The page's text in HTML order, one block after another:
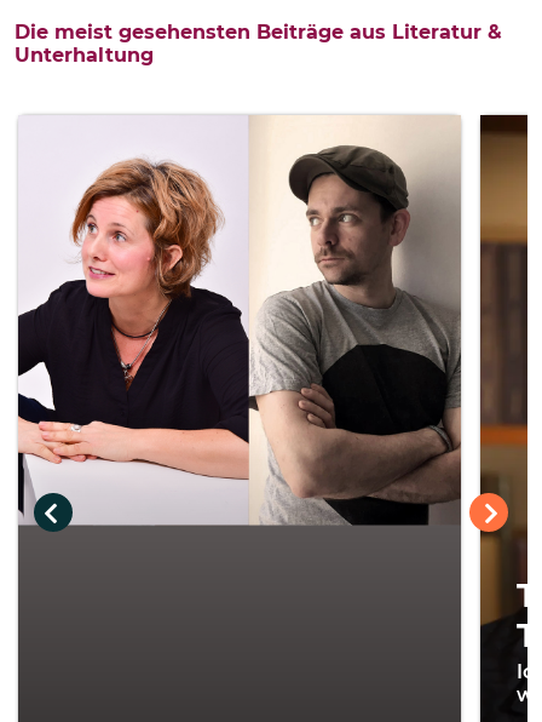
Die meist gesehensten Beiträge aus Literatur &
Unterhaltung